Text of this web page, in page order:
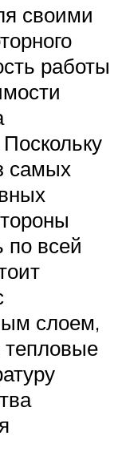
своими
работы
самых
всей
слоем,
тепловые